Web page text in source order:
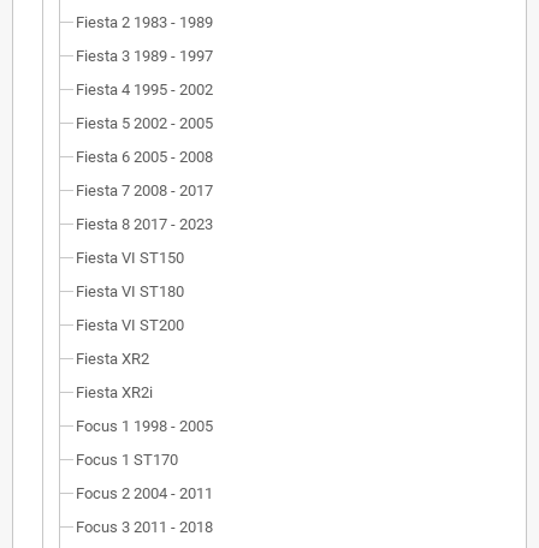
Fiesta 2 1983 - 1989
Fiesta 3 1989 - 1997
Fiesta 4 1995 - 2002
Fiesta 5 2002 - 2005
Fiesta 6 2005 - 2008
Fiesta 7 2008 - 2017
Fiesta 8 2017 - 2023
Fiesta VI ST150
Fiesta VI ST180
Fiesta VI ST200
Fiesta XR2
Fiesta XR2i
Focus 1 1998 - 2005
Focus 1 ST170
Focus 2 2004 - 2011
Focus 3 2011 - 2018